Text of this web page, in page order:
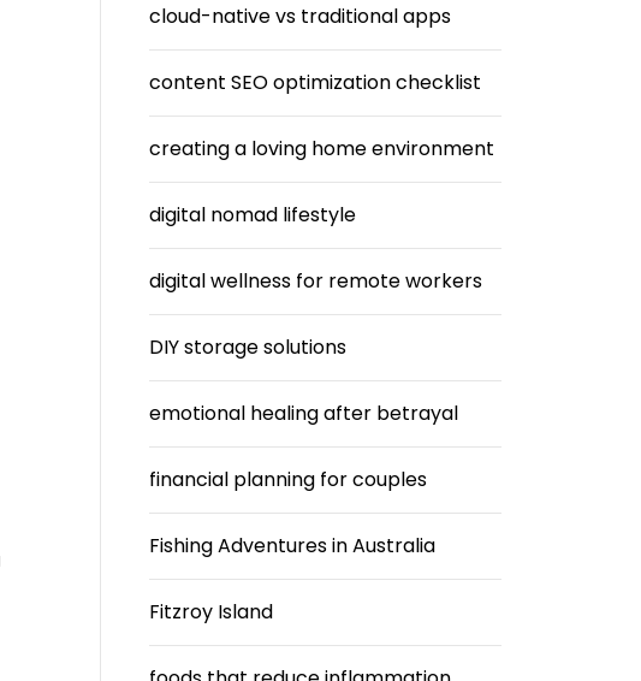
cloud-native vs traditional apps
content SEO optimization checklist
creating a loving home environment
digital nomad lifestyle
digital wellness for remote workers
DIY storage solutions
emotional healing after betrayal
financial planning for couples
Fishing Adventures in Australia
Fitzroy Island